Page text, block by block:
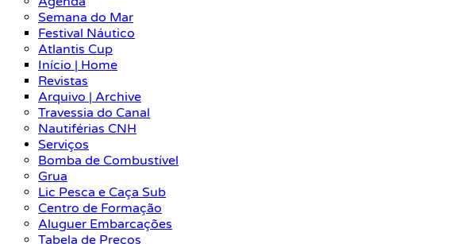
Semana do Mar
Festival Náutico
Atlantis Cup
Início | Home
Revistas
Arquivo | Archive
Travessia do Canal
Nautiférias CNH
Serviços
Bomba de Combustível
Grua
Lic Pesca e Caça Sub
Centro de Formação
Aluguer Embarcações
Tabela de Preços